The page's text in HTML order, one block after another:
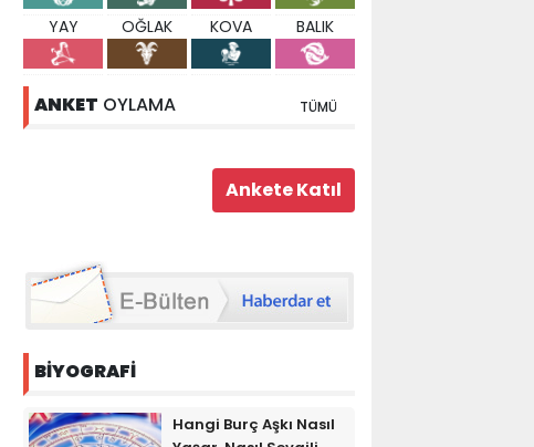
YAY OĞLAK KOVA BALIK
ANKET OYLAMA TÜMÜ
BİYOGRAFİ
Hangi Burç Aşkı Nasıl